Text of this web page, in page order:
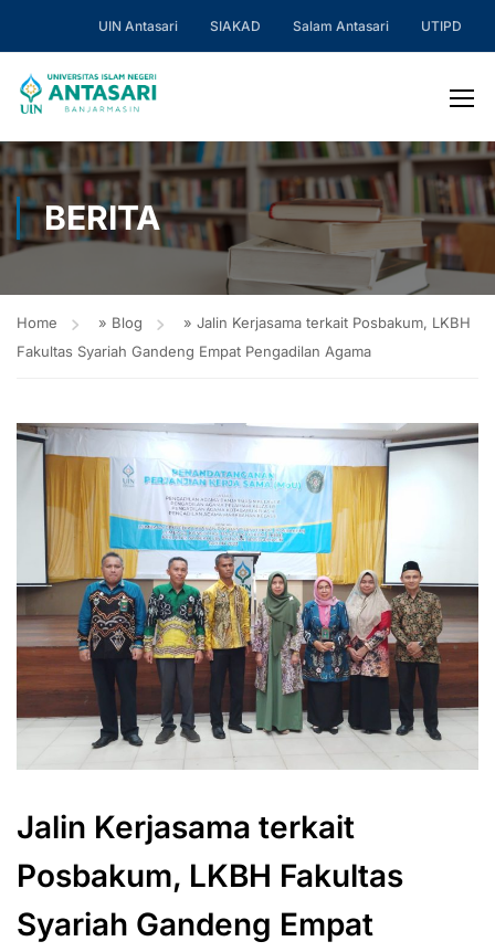
UIN Antasari SIAKAD Salam Antasari UTIPD
BERITA
Home » Blog » Jalin Kerjasama terkait Posbakum, LKBH
Fakultas Syariah Gandeng Empat Pengadilan Agama
Jalin Kerjasama terkait
Posbakum, LKBH Fakultas
Syariah Gandeng Empat